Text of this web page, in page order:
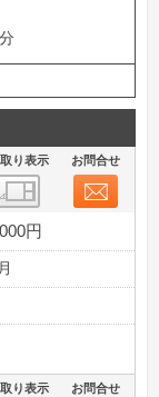
り表示 お問合せ
円
り表示 お問合せ